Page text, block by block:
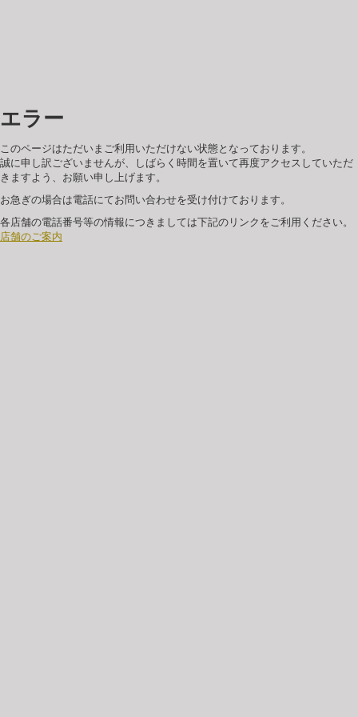
エラー
このページはただいまご利用いただけない状態となっております。
誠に申し訳ございませんが、しばらく時間を置いて再度アクセスしていただ
きますよう、お願い申し上げます。
お急ぎの場合は電話にてお問い合わせを受け付けております。
各店舗の電話番号等の情報につきましては下記のリンクをご利用ください。
店舗のご案内